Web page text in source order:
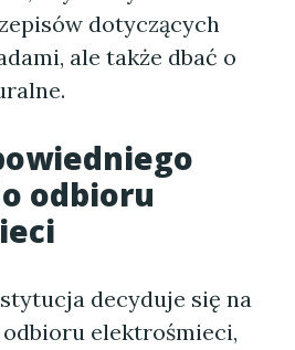
dotyczących
ale także dbać o
odbioru
decyduje się na
elektrośmieci,